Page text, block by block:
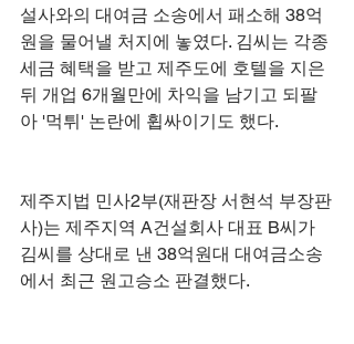
설사와의 대여금 소송에서 패소해 38억
원을 물어낼 처지에 놓였다. 김씨는 각종
세금 혜택을 받고 제주도에 호텔을 지은
뒤 개업 6개월만에 차익을 남기고 되팔
아 '먹튀' 논란에 휩싸이기도 했다.
제주지법 민사2부(재판장 서현석 부장판
사)는 제주지역 A건설회사 대표 B씨가
김씨를 상대로 낸 38억원대 대여금소송
에서 최근 원고승소 판결했다.